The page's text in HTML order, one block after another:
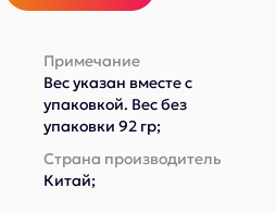
Примечание
Вес указан вместе с
упаковкой. Вес без
упаковки 92 гр;
Страна производитель
Китай;